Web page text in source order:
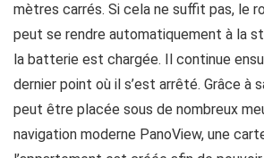
mètres carrés. Si cela ne suffit pas, le
peut se rendre automatiquement à la
la batterie est chargée. Il continue
dernier point où il s’est arrêté. Grâce à
peut être placée sous de nombreux
navigation moderne PanoView, une